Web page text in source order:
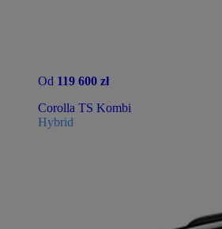
Od 119 600 zł
Corolla TS Kombi
Hybrid